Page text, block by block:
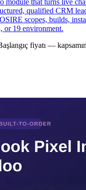
module that turns live
qualified CRM
scopes, builds,
or 19 environment.
fiyatı —